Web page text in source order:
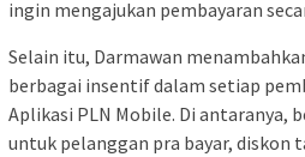
ingin mengajukan pembayaran
Selain itu, Darmawan
berbagai insentif dalam setiap
Aplikasi PLN Mobile. Di antaranya,
untuk pelanggan pra bayar, diskon